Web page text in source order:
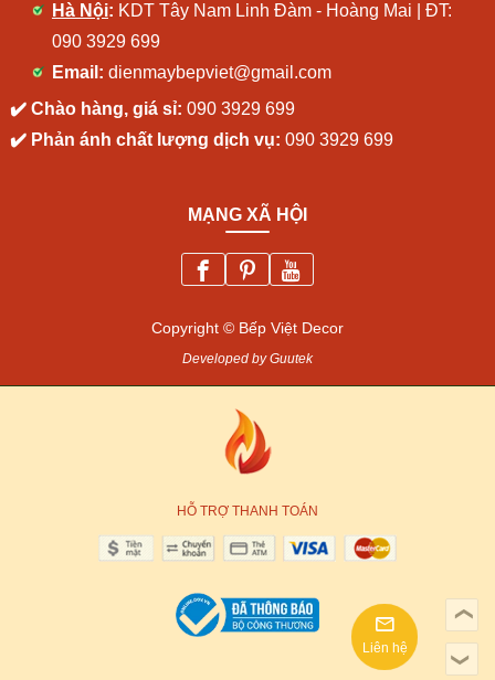
Hà Nội: KDT Tây Nam Linh Đàm - Hoàng Mai | ĐT:
090 3929 699
Email: dienmaybepviet@gmail.com
✔️ Chào hàng, giá sỉ: 090 3929 699
✔️ Phản ánh chất lượng dịch vụ: 090 3929 699
MẠNG XÃ HỘI
Copyright © Bếp Việt Decor
Developed by Guutek
HỖ TRỢ THANH TOÁN
Liên hệ
❯
❯